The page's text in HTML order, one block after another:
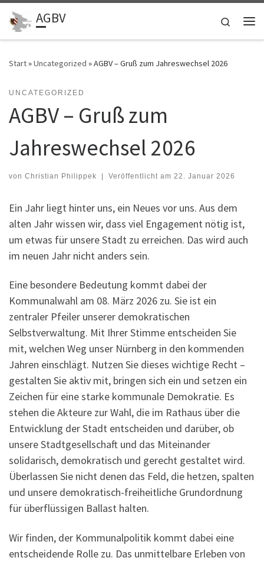
Zum Inhalt springen
AGBV
Search
Start»Uncategorized »AGBV – Gruß zum Jahreswechsel 2026
UNCATEGORIZED
AGBV – Gruß zum
Jahreswechsel 2026
von Christian Philippek | Veröffentlicht am 22. Januar 2026
Ein Jahr liegt hinter uns, ein Neues vor uns. Aus dem
alten Jahr wissen wir, dass viel Engagement nötig ist,
um etwas für unsere Stadt zu erreichen. Das wird auch
im neuen Jahr nicht anders sein.
Eine besondere Bedeutung kommt dabei der
Kommunalwahl am 08. März 2026 zu. Sie ist ein
zentraler Pfeiler unserer demokratischen
Selbstverwaltung. Mit Ihrer Stimme entscheiden Sie
mit, welchen Weg unser Nürnberg in den kommenden
Jahren einschlägt. Nutzen Sie dieses wichtige Recht –
gestalten Sie aktiv mit, bringen sich ein und setzen ein
Zeichen für eine starke kommunale Demokratie. Es
stehen die Akteure zur Wahl, die im Rathaus über die
Entwicklung der Stadt entscheiden und darüber, ob
unsere Stadtgesellschaft und das Miteinander
solidarisch, demokratisch und gerecht gestaltet wird.
Überlassen Sie nicht denen das Feld, die hetzen, spalten
und unsere demokratisch-freiheitliche Grundordnung
für überflüssigen Ballast halten.
Wir finden, der Kommunalpolitik kommt dabei eine
entscheidende Rolle zu. Das unmittelbare Erleben von